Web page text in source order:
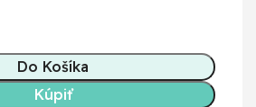
Do Košíka
Kúpiť